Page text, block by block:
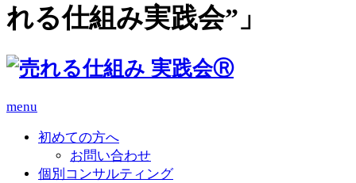
れる仕組み実践会”」
menu
初めての方へ
お問い合わせ
個別コンサルティング